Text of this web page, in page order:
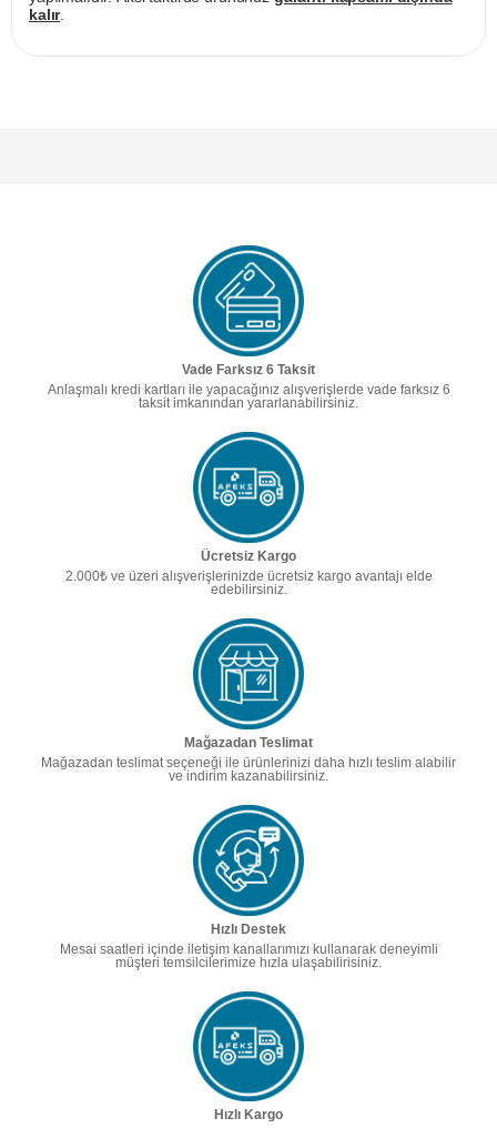
kalır.
Vade Farksız 6 Taksit
Anlaşmalı kredi kartları ile yapacağınız alışverişlerde vade farksız 6
taksit imkanından yararlanabilirsiniz.
Ücretsiz Kargo
2.000₺ ve üzeri alışverişlerinizde ücretsiz kargo avantajı elde
edebilirsiniz.
Mağazadan Teslimat
Mağazadan teslimat seçeneği ile ürünlerinizi daha hızlı teslim alabilir
ve indirim kazanabilirsiniz.
Hızlı Destek
Mesai saatleri içinde iletişim kanallarımızı kullanarak deneyimli
müşteri temsilcilerimize hızla ulaşabilirisiniz.
Hızlı Kargo